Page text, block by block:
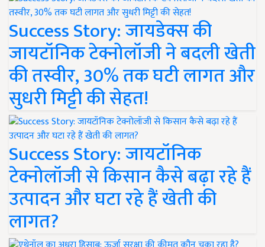
Success Story: जायडेक्स की
जायटॉनिक टेक्नोलॉजी ने बदली खेती
की तस्वीर, 30% तक घटी लागत और
सुधरी मिट्टी की सेहत!
Success Story: जायटॉनिक
टेक्नोलॉजी से किसान कैसे बढ़ा रहे हैं
उत्पादन और घटा रहे हैं खेती की
लागत?